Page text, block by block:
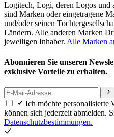
Logitech, Logi, deren Logos und
sind Marken oder eingetragene
und/oder seinen
Ländern. Alle anderen Marken
jeweiligen Inhaber. Alle Marken
Abonnieren Sie unseren
exklusive Vorteile zu erhalten.
Ich möchte personalisierte
können sich jederzeit abmelden.
Datenschutzbestimmungen.